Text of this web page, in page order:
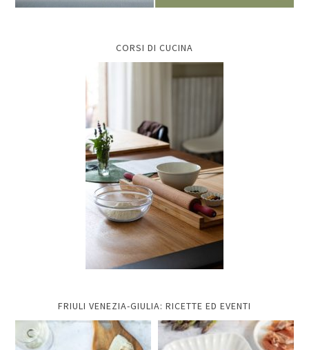
CORSI DI CUCINA
FRIULI VENEZIA-GIULIA: RICETTE ED EVENTI